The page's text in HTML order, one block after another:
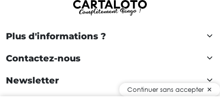
Plus d'informations ?
Contactez-nous
Newsletter
Continuer sans accepter